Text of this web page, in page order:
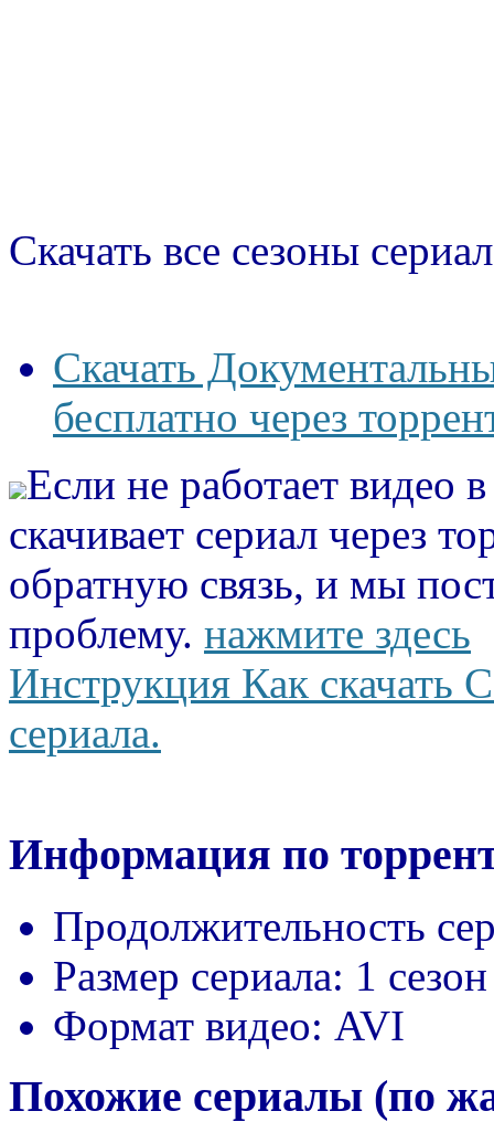
Скачать все сезоны
Скачать
бесплатно через
Если не работает видео
скачивает сериал через
обратную связь, и мы
проблему. нажмите здесь
Инструкция Как скачать
сериала.
Информация по
Продолжительность
Размер сериала: 1
Формат видео: AVI
Похожие сериалы (по